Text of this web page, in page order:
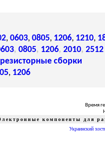
, 0603, 0805, 1206, 1210,
, 0805, 1206, 2010, 2512
резисторные сборки
, 1206
Время
компоненты для
Украинский